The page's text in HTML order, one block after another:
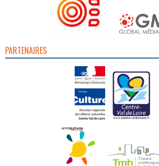
PARTENAIRES